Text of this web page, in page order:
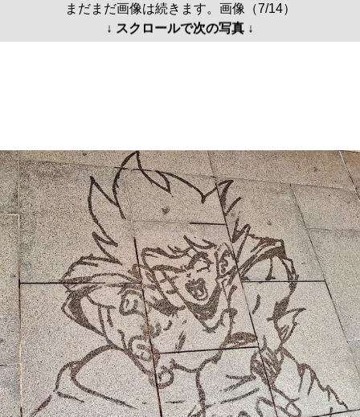
まだまだ画像は続きます。画像（7/14）
↓ スクロールで次の写真 ↓